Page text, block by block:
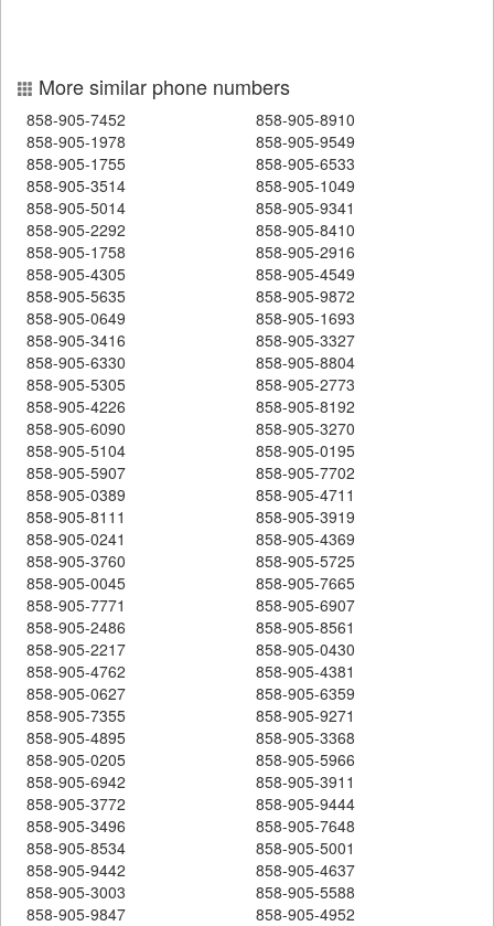
More similar phone numbers
858-905-7452
858-905-8910
858-905-1978
858-905-9549
858-905-1755
858-905-6533
858-905-3514
858-905-1049
858-905-5014
858-905-9341
858-905-2292
858-905-8410
858-905-1758
858-905-2916
858-905-4305
858-905-4549
858-905-5635
858-905-9872
858-905-0649
858-905-1693
858-905-3416
858-905-3327
858-905-6330
858-905-8804
858-905-5305
858-905-2773
858-905-4226
858-905-8192
858-905-6090
858-905-3270
858-905-5104
858-905-0195
858-905-5907
858-905-7702
858-905-0389
858-905-4711
858-905-8111
858-905-3919
858-905-0241
858-905-4369
858-905-3760
858-905-5725
858-905-0045
858-905-7665
858-905-7771
858-905-6907
858-905-2486
858-905-8561
858-905-2217
858-905-0430
858-905-4762
858-905-4381
858-905-0627
858-905-6359
858-905-7355
858-905-9271
858-905-4895
858-905-3368
858-905-0205
858-905-5966
858-905-6942
858-905-3911
858-905-3772
858-905-9444
858-905-3496
858-905-7648
858-905-8534
858-905-5001
858-905-9442
858-905-4637
858-905-3003
858-905-5588
858-905-9847
858-905-4952